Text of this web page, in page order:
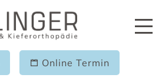
Online Termin